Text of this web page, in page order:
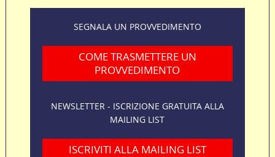
SEGNALA UN PROVVEDIMENTO
COME TRASMETTERE UN
PROVVEDIMENTO
NEWSLETTER - ISCRIZIONE GRATUITA ALLA
MAILING LIST
ISCRIVITI ALLA MAILING LIST